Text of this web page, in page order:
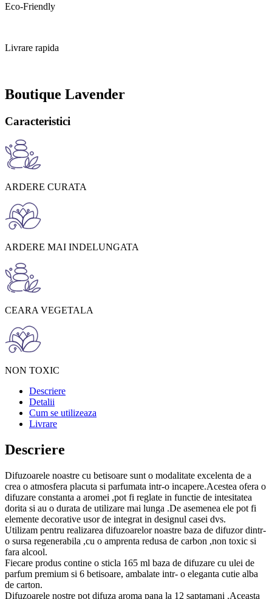
Eco-Friendly
Livrare rapida
Boutique Lavender
Caracteristici
ARDERE CURATA
ARDERE MAI INDELUNGATA
CEARA VEGETALA
NON TOXIC
Descriere
Detalii
Cum se utilizeaza
Livrare
Descriere
Difuzoarele noastre cu betisoare sunt o modalitate excelenta de a
crea o atmosfera placuta si parfumata intr-o incapere.Acestea ofera o
difuzare constanta a aromei ,pot fi reglate in functie de intesitatea
dorita si au o durata de utilizare mai lunga .De asemenea ele pot fi
elemente decorative usor de integrat in designul casei dvs.
Utilizam pentru realizarea difuzoarelor noastre baza de difuzor dintr-
o sursa regenerabila ,cu o amprenta redusa de carbon ,non toxic si
fara alcool.
Fiecare produs contine o sticla 165 ml baza de difuzare cu ulei de
parfum premium si 6 betisoare, ambalate intr- o eleganta cutie alba
de carton.
Difuzoarele nostre pot difuza aroma pana la 12 saptamani .Aceasta